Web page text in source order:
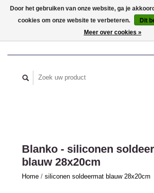
Blanko - siliconen
blauw 28x20cm
Home / siliconen soldeermat blauw 28x20cm
Door het gebruiken van onze website, ga je
cookies om onze website te verbeteren.
Dit
Meer over cookies »